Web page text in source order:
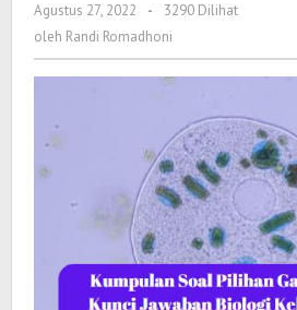
Biologi
X
Protista
Agustus 27, 2022
oleh
Randi
-
3290 Dilihat
oleh Randi Romadhoni